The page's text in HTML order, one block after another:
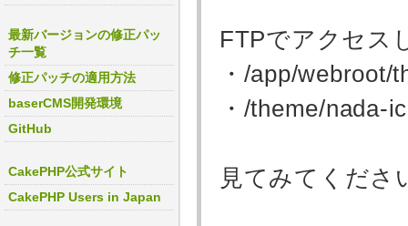
FTPでアクセス
・/app/
・/theme/nada-
見てみてくださ
最新バージョンの修正パッ
チ一覧
修正パッチの適用方法
baserCMS開発環境
GitHub
CakePHP公式サイト
CakePHP Users in Japan